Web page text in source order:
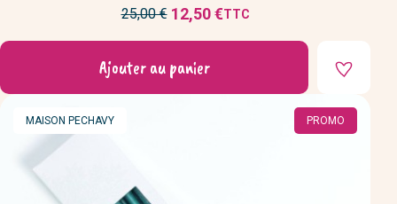
Prix
base
25,00 €
Prix
réduit
12,50 €TTC
Ajouter au panier
MARQUE
MAISON PECHAVY PROMO